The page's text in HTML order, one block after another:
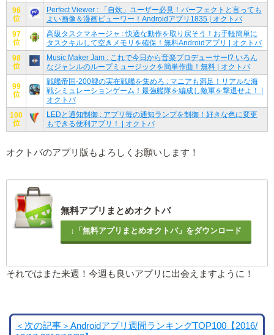
96
位
Perfect Viewer : 「自炊」ユーザー必見！パーフェクトと言っても
よい画像＆漫画ビューワー！Androidアプリ1835 | オクトバ
97
位
高級タスクマネージャ : 快適な動作を取り戻そう！お手軽簡単に
タスクキルして空きメモリを確保！無料Androidアプリ | オクトバ
98
位
Music Maker Jam : これで今日から音楽プロデューサー!? いろん
なジャンルのループミュージックを簡単作曲！無料 | オクトバ
99
位
戦艦帝国-200艘の実在戦艦を集めろ : マニアも満足！リアルな海
戦シミュレーションゲーム！最強艦隊を編成し敵軍を撃退せよ！ |
オクトバ
100
位
LEDと通知制御 : アプリ毎の通知ランプを制御！好きな色に変更
もできる便利アプリ！ | オクトバ
オクトバのアプリ版もよろしくお願いします！
無料アプリまとめオクトバ
↓「無料アプリまとめオクトバ」をダウンロード
それではまた来週！今週も良いアプリに出会えますように！
＜次の記事＞Androidアプリ週間ランキングTOP100【2016/